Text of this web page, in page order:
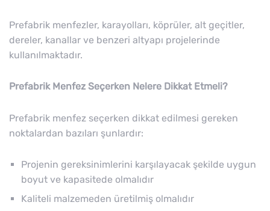
Prefabrik menfezler, karayolları, köprüler, alt geçitler,
dereler, kanallar ve benzeri altyapı projelerinde
kullanılmaktadır.
Prefabrik Menfez Seçerken Nelere Dikkat Etmeli?
Prefabrik menfez seçerken dikkat edilmesi gereken
noktalardan bazıları şunlardır:
Projenin gereksinimlerini karşılayacak şekilde uygun
boyut ve kapasitede olmalıdır
Kaliteli malzemeden üretilmiş olmalıdır